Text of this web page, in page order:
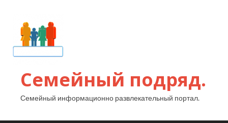
Семейный подряд.
Семейный информационно развлекательный портал.